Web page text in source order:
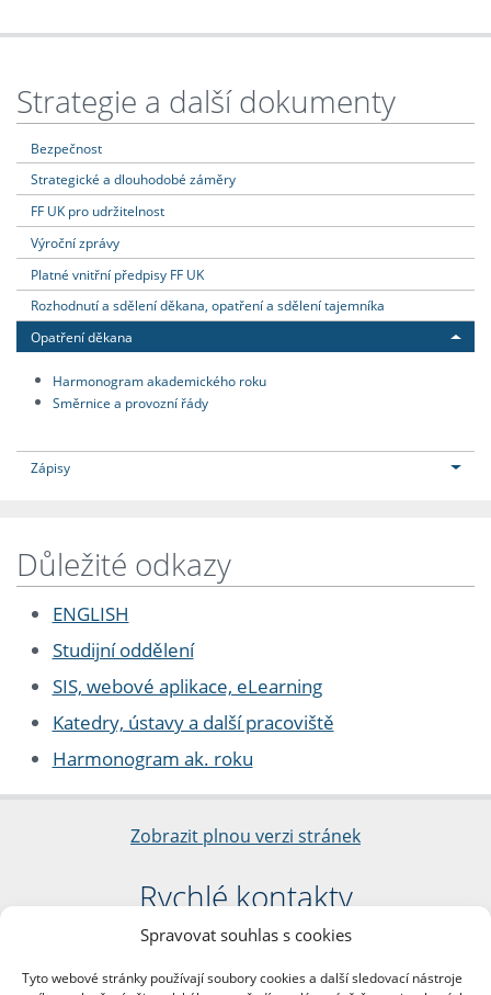
Spravovat souhlas s cookies
Tyto webové stránky používají soubory cookies a další sledovací nástroje
Strategie a další dokumenty
Bezpečnost
Strategické a dlouhodobé záměry
FF UK pro udržitelnost
Výroční zprávy
Platné vnitřní předpisy FF UK
Rozhodnutí a sdělení děkana, opatření a sdělení tajemníka
Opatření děkana
Harmonogram akademického roku
Směrnice a provozní řády
Zápisy
Důležité odkazy
ENGLISH
Studijní oddělení
SIS, webové aplikace, eLearning
Katedry, ústavy a další pracoviště
Harmonogram ak. roku
Zobrazit plnou verzi stránek
Rychlé kontakty
Filozofická fakulta
nám. Jana Palacha 1/2